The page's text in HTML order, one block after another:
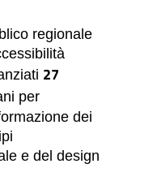
regionale
27
per
dei
e del design